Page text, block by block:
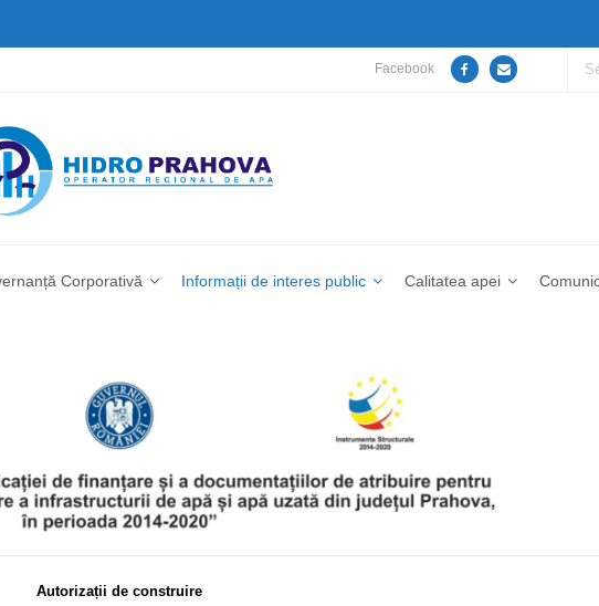
Facebook
Corporativă Informații de interes public Calitatea apei
Autorizații de construire